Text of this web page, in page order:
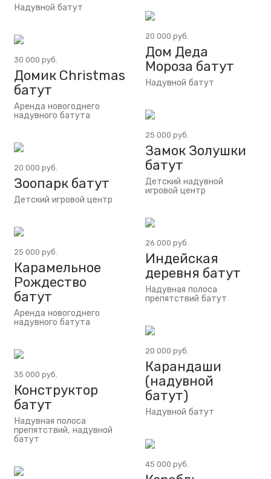
Надувной батут
20 000 руб.
Дом Деда
Мороза батут
Надувной батут
30 000 руб.
Домик Сhristmas
батут
Аренда новогоднего
надувного батута
25 000 руб.
Замок Золушки
батут
Детский надувной
игровой центр
20 000 руб.
Зоопарк батут
Детский игровой центр
26 000 руб.
Индейская
деревня батут
Надувная полоса
препятствий батут
25 000 руб.
Карамельное
Рождество
батут
Аренда новогоднего
надувного батута
20 000 руб.
Карандаши
(надувной
батут)
Надувной батут
35 000 руб.
Конструктор
батут
Надувная полоса
препятствий, надувной
батут
45 000 руб.